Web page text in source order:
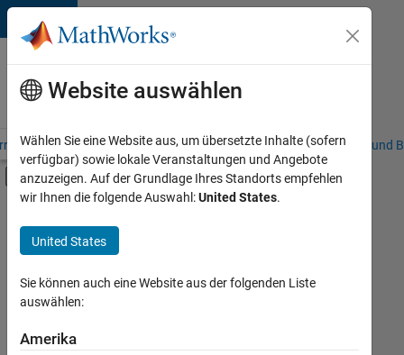
Weiter zum Inhalt
Karriere
bei
MathWorks
– Übersicht Stellensuche Niederlassungen Studierende und
Umschaltung für Off-Canvas-
Hauptinhalt
Commercial Sales
Customer Support
Sales Operations
Marketing Communications
Marketing Services
+7
Derzeit
Website auswählen
Wählen Sie eine Website aus, um übersetzte Inhalte (sofern
verfügbar) sowie lokale Veranstaltungen und Angebote
anzuzeigen. Auf der Grundlage Ihres Standorts empfehlen
wir Ihnen die folgende Auswahl:United States.
United States
Sie können auch eine Website aus der folgenden Liste
auswählen:
Amerika